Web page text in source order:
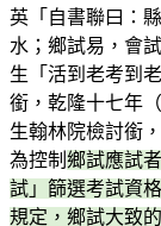
英「自書聯曰：
水；鄉試易，會
生「活到老考到
銜，乾隆十七年
生翰林院檢討銜
為控制 鄉試應試
試」篩選考試資
規定，鄉試大致